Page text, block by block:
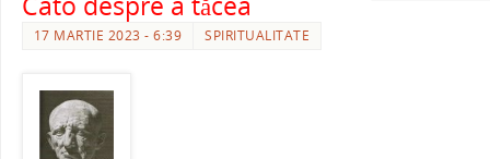
17 MARTIE 2023 - 6:39 SPIRITUALITATE